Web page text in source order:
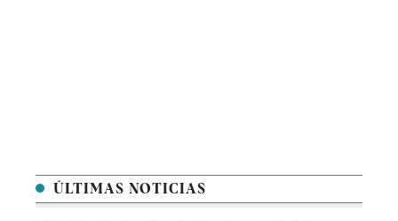
ÚLTIMAS NOTICIAS